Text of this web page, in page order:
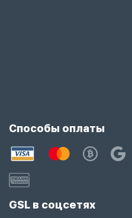
Способы оплаты
GSL в соцсетях